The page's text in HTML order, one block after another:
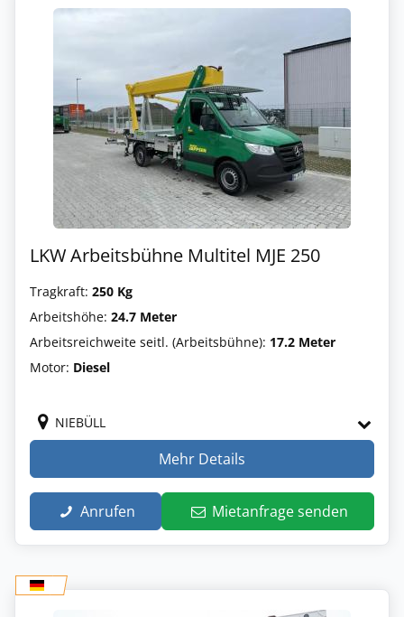
LKW Arbeitsbühne Multitel MJE 250
Tragkraft: 250 Kg
Arbeitshöhe: 24.7 Meter
Arbeitsreichweite seitl. (Arbeitsbühne): 17.2 Meter
Motor: Diesel
NIEBÜLL
Mehr Details
Anrufen Mietanfrage senden